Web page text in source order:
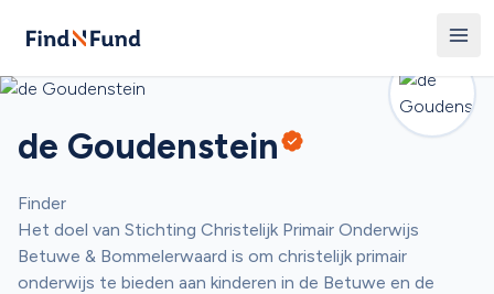
de Goudenstein
Finder
Het doel van Stichting Christelijk Primair Onderwijs
Betuwe & Bommelerwaard is om christelijk primair
onderwijs te bieden aan kinderen in de Betuwe en de